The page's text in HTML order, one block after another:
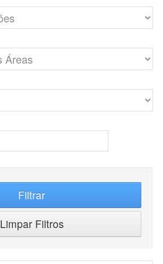
Filtrar
Limpar Filtros